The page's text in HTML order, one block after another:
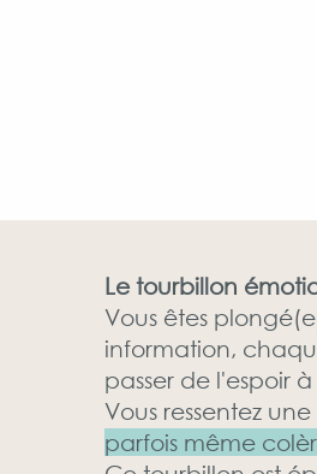
Le tourbillon
Vous êtes
information,
passer de l'espoir
Vous ressentez
parfois même